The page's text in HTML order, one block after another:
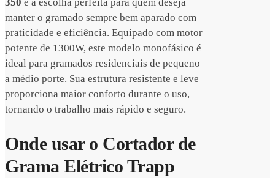
350 é a escolha perfeita para quem deseja
manter o gramado sempre bem aparado com
praticidade e eficiência. Equipado com motor
potente de 1300W, este modelo monofásico é
ideal para gramados residenciais de pequeno
a médio porte. Sua estrutura resistente e leve
proporciona maior conforto durante o uso,
tornando o trabalho mais rápido e seguro.
Onde usar o Cortador de
Grama Elétrico Trapp